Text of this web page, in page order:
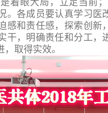
着眼大局，立足当前
。各成员要认真学习医
感和责任感，探索创新
干，明确责任和分工，
取得实效。